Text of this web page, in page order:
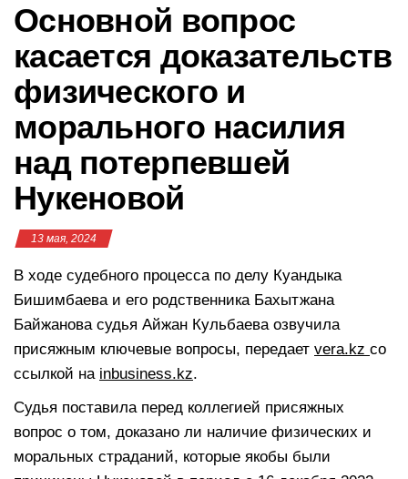
Основной вопрос
касается доказательств
физического и
морального насилия
над потерпевшей
Нукеновой
13 мая, 2024
В ходе судебного процесса по делу Куандыка
Бишимбаева и его родственника Бахытжана
Байжанова судья Айжан Кульбаева озвучила
присяжным ключевые вопросы, передает vera.kz со
ссылкой на inbusiness.kz.
Судья поставила перед коллегией присяжных
вопрос о том, доказано ли наличие физических и
моральных страданий, которые якобы были